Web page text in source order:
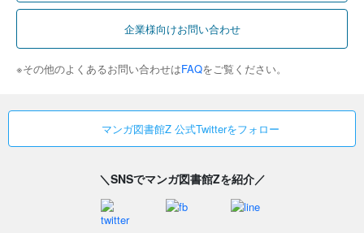
企業様向けお問い合わせ
※その他のよくあるお問い合わせはFAQをご覧ください。
マンガ図書館Z 公式Twitterをフォロー
＼SNSでマンガ図書館Zを紹介／